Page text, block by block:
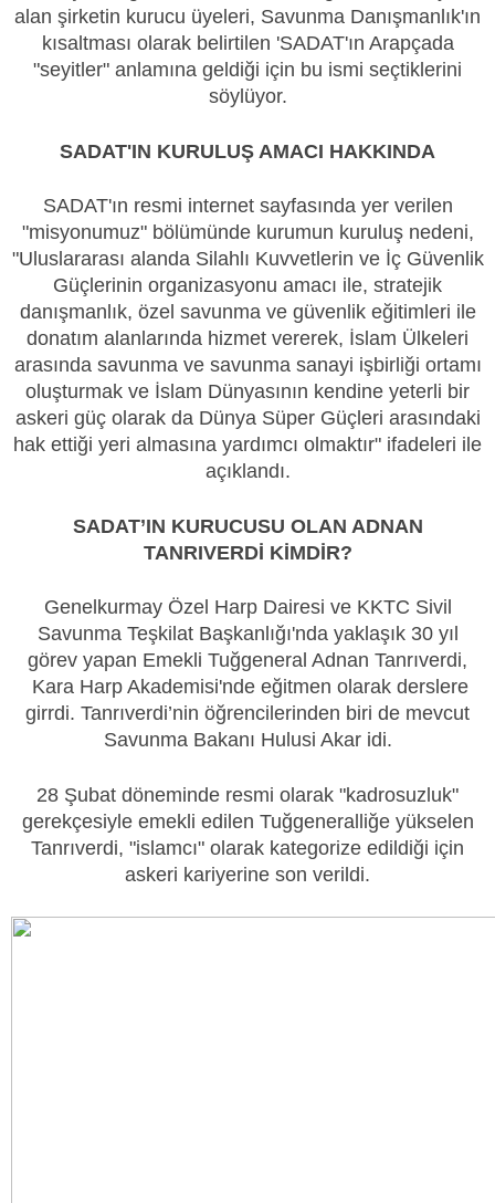
alan şirketin kurucu üyeleri, Savunma Danışmanlık'ın
kısaltması olarak belirtilen 'SADAT'ın Arapçada
"seyitler" anlamına geldiği için bu ismi seçtiklerini
söylüyor.
SADAT'IN KURULUŞ AMACI HAKKINDA
SADAT'ın resmi internet sayfasında yer verilen
"misyonumuz" bölümünde kurumun kuruluş nedeni,
"Uluslararası alanda Silahlı Kuvvetlerin ve İç Güvenlik
Güçlerinin organizasyonu amacı ile, stratejik
danışmanlık, özel savunma ve güvenlik eğitimleri ile
donatım alanlarında hizmet vererek, İslam Ülkeleri
arasında savunma ve savunma sanayi işbirliği ortamı
oluşturmak ve İslam Dünyasının kendine yeterli bir
askeri güç olarak da Dünya Süper Güçleri arasındaki
hak ettiği yeri almasına yardımcı olmaktır" ifadeleri ile
açıklandı.
SADAT’IN KURUCUSU OLAN ADNAN
TANRIVERDİ KİMDİR?
Genelkurmay Özel Harp Dairesi ve KKTC Sivil
Savunma Teşkilat Başkanlığı'nda yaklaşık 30 yıl
görev yapan Emekli Tuğgeneral Adnan Tanrıverdi,
Kara Harp Akademisi'nde eğitmen olarak derslere
girrdi. Tanrıverdi’nin öğrencilerinden biri de mevcut
Savunma Bakanı Hulusi Akar idi.
28 Şubat döneminde resmi olarak "kadrosuzluk"
gerekçesiyle emekli edilen Tuğgeneralliğe yükselen
Tanrıverdi, "islamcı" olarak kategorize edildiği için
askeri kariyerine son verildi.